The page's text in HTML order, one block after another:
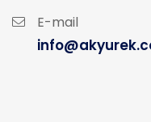
E-mail